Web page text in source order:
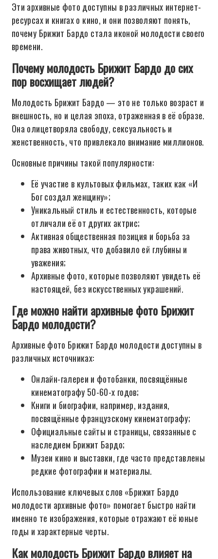
Эти архивные фото доступны в различных интернет-
ресурсах и книгах о кино, и они позволяют понять,
почему Брижит Бардо стала иконой молодости своего
времени.
Почему молодость Брижит Бардо до сих
пор восхищает людей?
Молодость Брижит Бардо — это не только возраст и
внешность, но и целая эпоха, отраженная в её образе.
Она олицетворяла свободу, сексуальность и
женственность, что привлекало внимание миллионов.
Основные причины такой популярности:
Её участие в культовых фильмах, таких как «И
Бог создал женщину»;
Уникальный стиль и естественность, которые
отличали её от других актрис;
Активная общественная позиция и борьба за
права животных, что добавило ей глубины и
уважения;
Архивные фото, которые позволяют увидеть её
настоящей, без искусственных украшений.
Где можно найти архивные фото Брижит
Бардо молодости?
Архивные фото Брижит Бардо молодости доступны в
различных источниках:
Онлайн-галереи и фотобанки, посвящённые
кинематографу 50-60-х годов;
Книги и биографии, например, издания,
посвящённые французскому кинематографу;
Официальные сайты и страницы, связанные с
наследием Брижит Бардо;
Музеи кино и выставки, где часто представлены
редкие фотографии и материалы.
Использование ключевых слов «Брижит Бардо
молодости архивные фото» помогает быстро найти
именно те изображения, которые отражают её юные
годы и характерные черты.
Как молодость Брижит Бардо влияет на